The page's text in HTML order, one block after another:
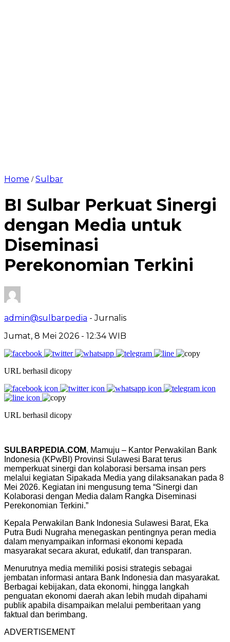
Home /Sulbar
BI Sulbar Perkuat Sinergi
dengan Media untuk
Diseminasi
Perekonomian Terkini
admin@sulbarpedia - Jurnalis
Jumat, 8 Mei 2026 - 12:34 WIB
URL berhasil dicopy
URL berhasil dicopy
SULBARPEDIA.COM, Mamuju – Kantor Perwakilan Bank
Indonesia (KPwBI) Provinsi Sulawesi Barat terus
memperkuat sinergi dan kolaborasi bersama insan pers
melalui kegiatan Sipakada Media yang dilaksanakan pada 8
Mei 2026. Kegiatan ini mengusung tema “Sinergi dan
Kolaborasi dengan Media dalam Rangka Diseminasi
Perekonomian Terkini.”
Kepala Perwakilan Bank Indonesia Sulawesi Barat, Eka
Putra Budi Nugraha menegaskan pentingnya peran media
dalam menyampaikan informasi ekonomi kepada
masyarakat secara akurat, edukatif, dan transparan.
Menurutnya media memiliki posisi strategis sebagai
jembatan informasi antara Bank Indonesia dan masyarakat.
Berbagai kebijakan, data ekonomi, hingga langkah
penguatan ekonomi daerah akan lebih mudah dipahami
publik apabila disampaikan melalui pemberitaan yang
faktual dan berimbang.
ADVERTISEMENT